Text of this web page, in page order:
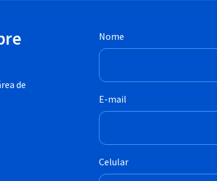
de
Nome
E-mail
Celular